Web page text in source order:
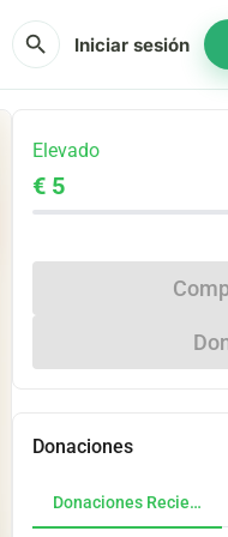
search Iniciar sesión
Elevado
€ 5
Donaciones
Donaciones Recientes